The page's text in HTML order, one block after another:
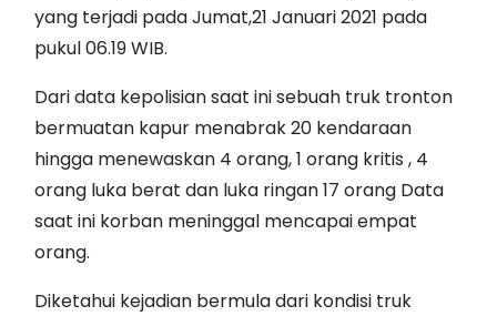
yang terjadi pada Jumat,21 Januari 2021 pada
pukul 06.19 WIB.
Dari data kepolisian saat ini sebuah truk tronton
bermuatan kapur menabrak 20 kendaraan
hingga menewaskan 4 orang, 1 orang kritis , 4
orang luka berat dan luka ringan 17 orang Data
saat ini korban meninggal mencapai empat
orang.
Diketahui kejadian bermula dari kondisi truk